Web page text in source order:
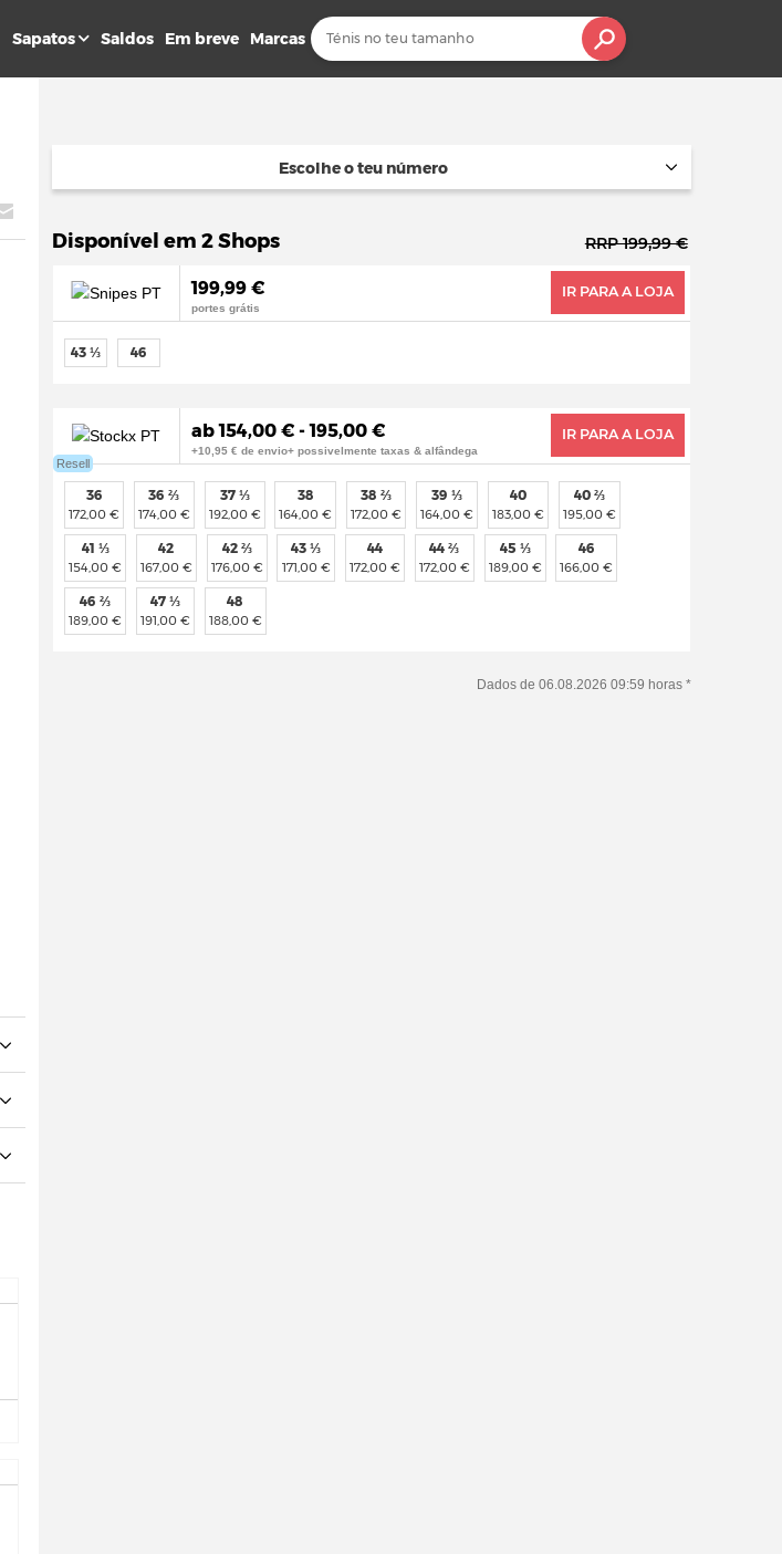
Sapatos Saldos Em breve Marcas
Escolhe o teu número
Disponível em 2 Shops RRP 199,99 €
199,99 €
portes grátis
IR PARA A LOJA
43 ⅓ 46
Resell
ab 154,00 € - 195,00 €
+10,95 € de envio+ possivelmente taxas & alfândega
IR PARA A LOJA
36
172,00 €
36 ⅔
174,00 €
37 ⅓
192,00 €
38
164,00 €
38 ⅔
172,00 €
39 ⅓
164,00 €
40
183,00 €
40 ⅔
195,00 €
41 ⅓
154,00 €
42
167,00 €
42 ⅔
176,00 €
43 ⅓
171,00 €
44
172,00 €
44 ⅔
172,00 €
45 ⅓
189,00 €
46
166,00 €
46 ⅔
189,00 €
47 ⅓
191,00 €
48
188,00 €
Dados de 06.08.2026 09:59 horas *